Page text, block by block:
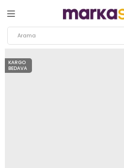
KARGO
BEDAVA